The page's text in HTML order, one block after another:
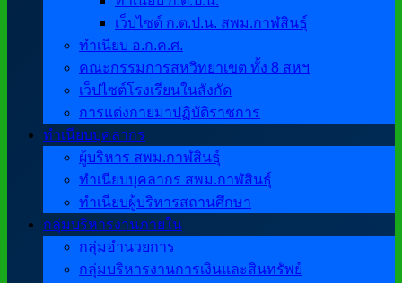
เว็บไซต์ ก.ต.ป.น. สพม.กาฬสินธุ์
ทำเนียบ อ.ก.ค.ศ.
คณะกรรมการสหวิทยาเขต ทั้ง 8 สหฯ
เว็ปไซต์โรงเรียนในสังกัด
การแต่งกายมาปฏิบัติราชการ
ทำเนียบบุคลากร
ผู้บริหาร สพม.กาฬสินธุ์
ทำเนียบบุคลากร สพม.กาฬสินธุ์
ทำเนียบผู้บริหารสถานศึกษา
กลุ่มบริหารงานภายใน
กลุ่มอำนวยการ
กลุ่มบริหารงานการเงินและสินทรัพย์